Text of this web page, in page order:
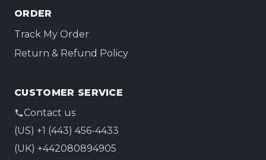
ORDER
Track My Order
Return & Refund Policy
CUSTOMER SERVICE
Contact us
(US) +1 (443) 456-4433
(UK) +442080894905